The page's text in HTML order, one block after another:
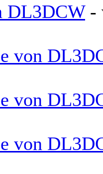
DL3DCW -
von
von
von